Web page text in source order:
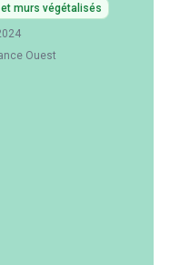
murs végétalisés
Ouest